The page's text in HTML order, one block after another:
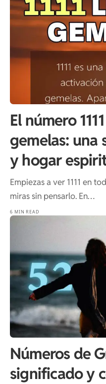
El número
gemelas: una
y hogar
Empiezas a ver 1111 en
miras sin pensarlo. En…
6 MIN READ
Números de
significado y